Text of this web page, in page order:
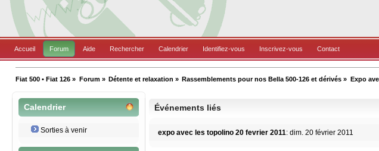
Accueil Forum Aide Rechercher Calendrier Identifiez-vous Inscrivez-vous Contact
Fiat 500 • Fiat 126 » Forum» Détente et relaxation » Rassemblements pour nos Bella 500-126 et dérivés » Expo
Calendrier
Sorties à venir
Événements liés
expo avec les topolino 20 fevrier 2011: dim. 20 février 2011